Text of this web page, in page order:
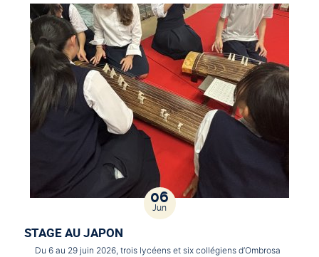
06
Jun
STAGE AU JAPON
Du 6 au 29 juin 2026, trois lycéens et six collégiens d’Ombrosa